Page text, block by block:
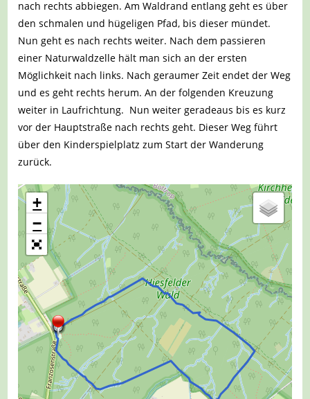
nach rechts abbiegen. Am Waldrand entlang geht es über
den schmalen und hügeligen Pfad, bis dieser mündet.
Nun geht es nach rechts weiter. Nach dem passieren
einer Naturwaldzelle hält man sich an der ersten
Möglichkeit nach links. Nach geraumer Zeit endet der Weg
und es geht rechts herum. An der folgenden Kreuzung
weiter in Laufrichtung. Nun weiter geradeaus bis es kurz
vor der Hauptstraße nach rechts geht. Dieser Weg führt
über den Kinderspielplatz zum Start der Wanderung
zurück.
+
−